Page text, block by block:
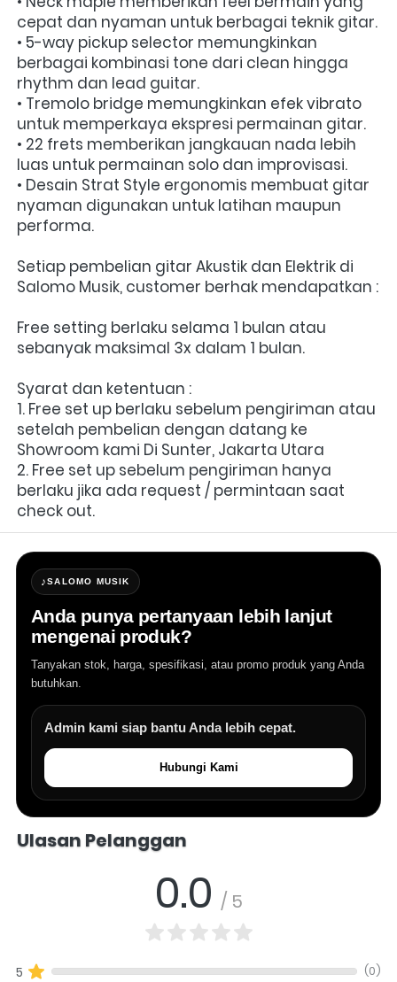
cepat dan nyaman untuk berbagai teknik gitar.
• 5-way pickup selector memungkinkan
berbagai kombinasi tone dari clean hingga
rhythm dan lead guitar.
• Tremolo bridge memungkinkan efek vibrato
untuk memperkaya ekspresi permainan gitar.
• 22 frets memberikan jangkauan nada lebih
luas untuk permainan solo dan improvisasi.
• Desain Strat Style ergonomis membuat gitar
nyaman digunakan untuk latihan maupun
performa.
Setiap pembelian gitar Akustik dan Elektrik di
Salomo Musik, customer berhak mendapatkan :
Free setting berlaku selama 1 bulan atau
sebanyak maksimal 3x dalam 1 bulan.
Syarat dan ketentuan :
1. Free set up berlaku sebelum pengiriman atau
setelah pembelian dengan datang ke
Showroom kami Di Sunter, Jakarta Utara
2. Free set up sebelum pengiriman hanya
berlaku jika ada request / permintaan saat
check out.
♪SALOMO MUSIK
Anda punya pertanyaan lebih lanjut
mengenai produk?
Tanyakan stok, harga, spesifikasi, atau promo produk yang Anda
butuhkan.
Admin kami siap bantu Anda lebih cepat.
Hubungi Kami
Ulasan Pelanggan
0.0 / 5
5 (0)